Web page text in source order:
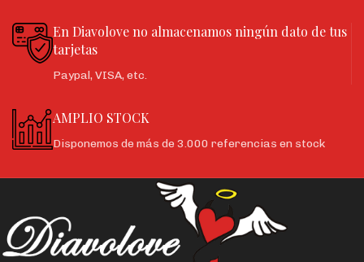
En Diavolove no almacenamos ningún dato de tus
tarjetas
Paypal, VISA, etc.
AMPLIO STOCK
Disponemos de más de 3.000 referencias en stock